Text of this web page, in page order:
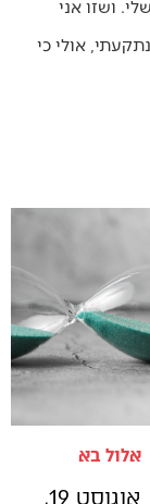
ושזו אני
אולי כי
אלול בא
אוגוסט 19,